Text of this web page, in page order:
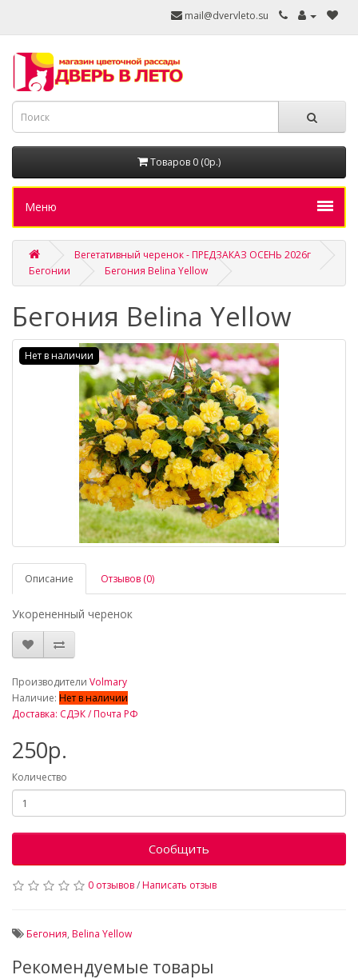
mail@dvervleto.su
Товаров 0 (0р.)
Меню
Вегетативный черенок - ПРЕДЗАКАЗ ОСЕНЬ 2026г
Бегонии
Бегония Belina Yellow
Бегония Belina Yellow
Нет в наличии
Описание Отзывов (0)
Укорененный черенок
Производители Volmary
Наличие: Нет в наличии
Доставка: СДЭК / Почта РФ
250р.
Количество
Сообщить
0 отзывов/Написать отзыв
Бегония, Belina Yellow
Рекомендуемые товары